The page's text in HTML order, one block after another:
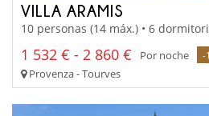
VILLA ARAMIS
10 personas (14 máx.) • 6
1 532 € - 2 860 € Por noche -
Provenza - Tourves